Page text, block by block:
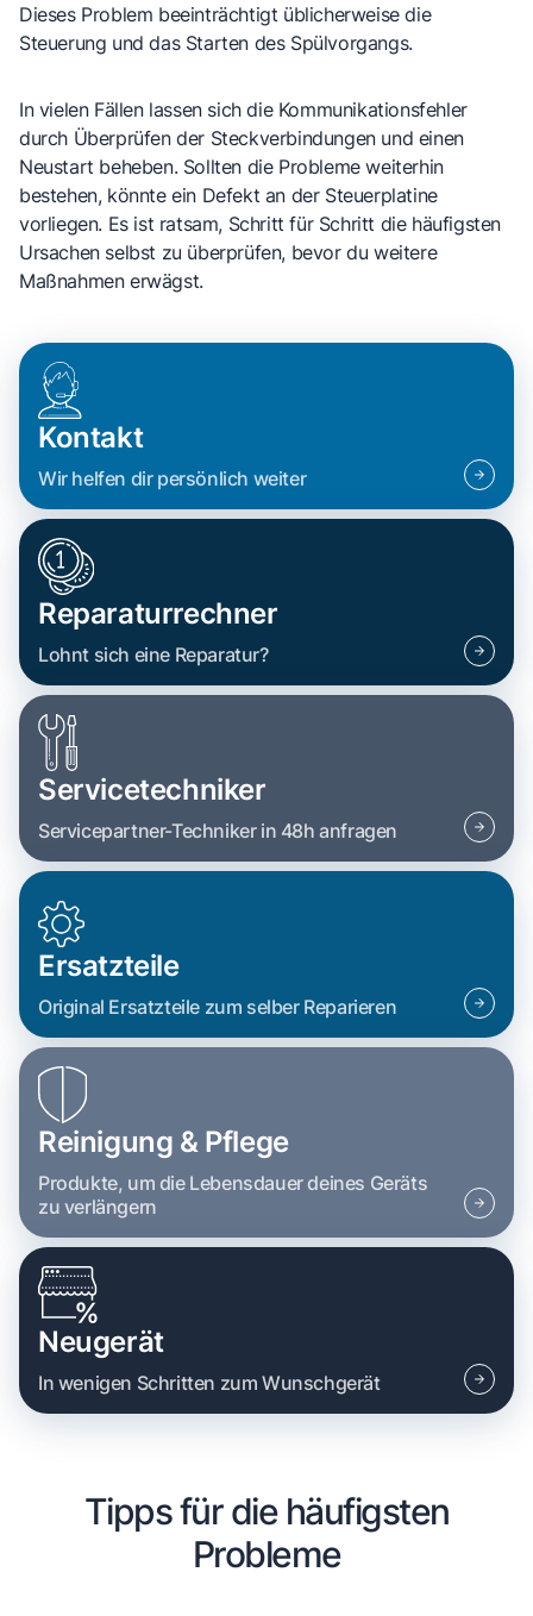
Dieses Problem beeinträchtigt üblicherweise die
Steuerung und das Starten des Spülvorgangs.
In vielen Fällen lassen sich die Kommunikationsfehler
durch Überprüfen der Steckverbindungen und einen
Neustart beheben. Sollten die Probleme weiterhin
bestehen, könnte ein Defekt an der Steuerplatine
vorliegen. Es ist ratsam, Schritt für Schritt die häufigsten
Ursachen selbst zu überprüfen, bevor du weitere
Maßnahmen erwägst.
Kontakt
Wir helfen dir persönlich weiter
Reparaturrechner
Lohnt sich eine Reparatur?
Servicetechniker
Servicepartner-Techniker in 48h anfragen
Ersatzteile
Original Ersatzteile zum selber Reparieren
Reinigung & Pflege
Produkte, um die Lebensdauer deines Geräts
zu verlängern
Neugerät
In wenigen Schritten zum Wunschgerät
Tipps für die häufigsten
Probleme